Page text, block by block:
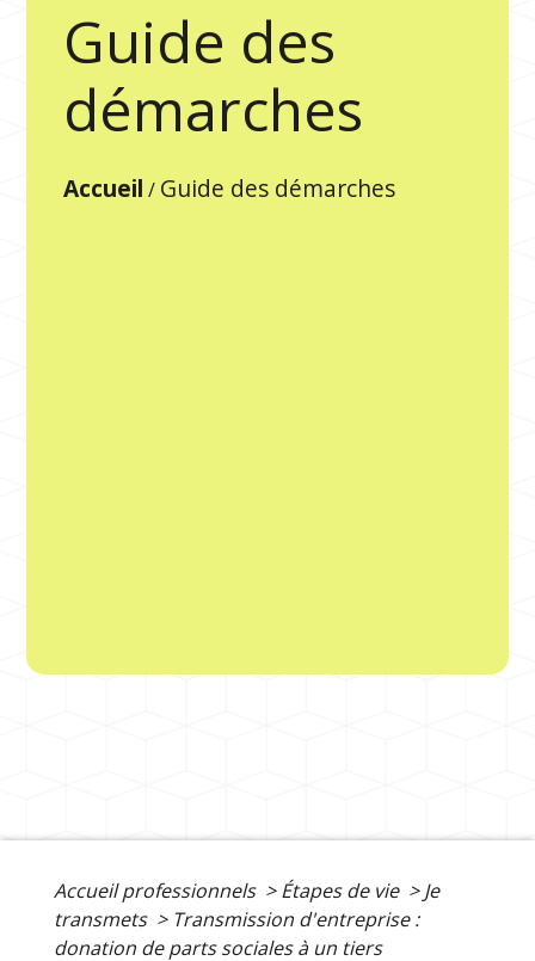
Guide des
démarches
Accueil / Guide des démarches
Accueil professionnels > Étapes de vie > Je
transmets > Transmission d'entreprise :
donation de parts sociales à un tiers